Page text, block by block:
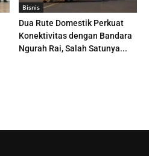
Bisnis
Dua Rute Domestik Perkuat
Konektivitas dengan Bandara
Ngurah Rai, Salah Satunya...